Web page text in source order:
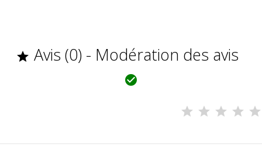
 Avis (0) - Modération des avis
